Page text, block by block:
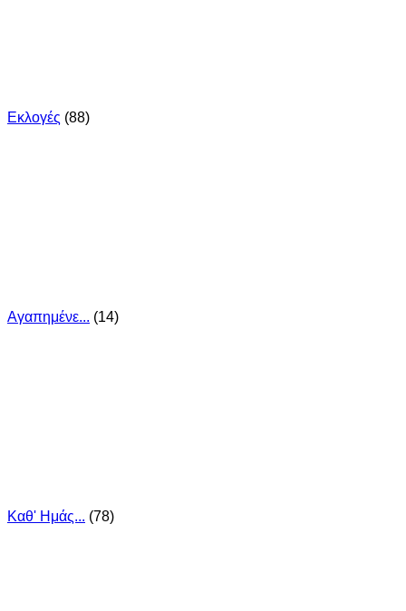
Εκλογές (88)
Αγαπημένε... (14)
Καθ' Ημάς... (78)